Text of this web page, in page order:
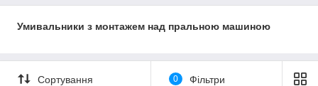
Умивальники з монтажем над пральною машиною
Сортування 0 Фільтри